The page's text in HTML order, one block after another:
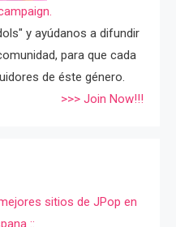
y ayúdanos a difundir
para que cada
de éste género.
>>> Join Now!!!